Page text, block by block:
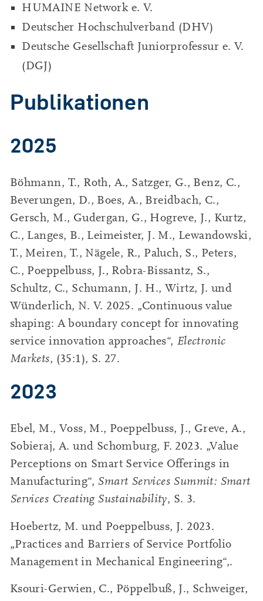
HUMAINE Network e. V.
Deutscher Hochschulverband (DHV)
Deutsche Gesellschaft Juniorprofessur e. V.
(DGJ)
Publikationen
2025
Böhmann, T., Roth, A., Satzger, G., Benz, C.,
Beverungen, D., Boes, A., Breidbach, C.,
Gersch, M., Gudergan, G., Hogreve, J., Kurtz,
C., Langes, B., Leimeister, J. M., Lewandowski,
T., Meiren, T., Nägele, R., Paluch, S., Peters,
C., Poeppelbuss, J., Robra-Bissantz, S.,
Schultz, C., Schumann, J. H., Wirtz, J. und
Wünderlich, N. V. 2025. „Continuous value
shaping: A boundary concept for innovating
service innovation approaches“, Electronic
Markets, (35:1), S. 27.
2023
Ebel, M., Voss, M., Poeppelbuss, J., Greve, A.,
Sobieraj, A. und Schomburg, F. 2023. „Value
Perceptions on Smart Service Offerings in
Manufacturing“, Smart Services Summit: Smart
Services Creating Sustainability, S. 3.
Hoebertz, M. und Poeppelbuss, J. 2023.
„Practices and Barriers of Service Portfolio
Management in Mechanical Engineering“,.
Ksouri-Gerwien, C., Pöppelbuß, J., Schweiger,